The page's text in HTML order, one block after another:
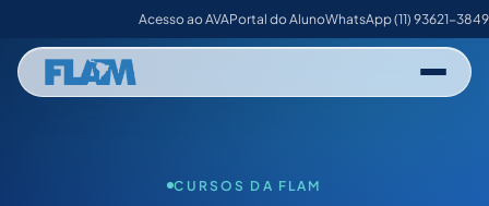
Acesso ao AVAPortal do AlunoWhatsApp (11) 93621-3849
CURSOS DA FLAM